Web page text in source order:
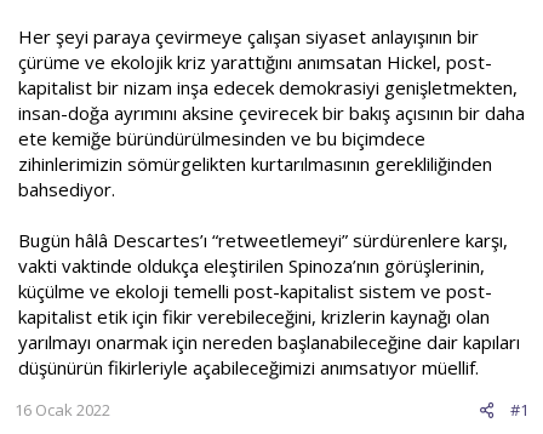
Her şeyi paraya çevirmeye çalışan siyaset anlayışının bir
çürüme ve ekolojik kriz yarattığını anımsatan Hickel, post-
kapitalist bir nizam inşa edecek demokrasiyi genişletmekten,
insan-doğa ayrımını aksine çevirecek bir bakış açısının bir daha
ete kemiğe büründürülmesinden ve bu biçimdece
zihinlerimizin sömürgelikten kurtarılmasının gerekliliğinden
bahsediyor.
Bugün hâlâ Descartes’ı “retweetlemeyi” sürdürenlere karşı,
vakti vaktinde oldukça eleştirilen Spinoza’nın görüşlerinin,
küçülme ve ekoloji temelli post-kapitalist sistem ve post-
kapitalist etik için fikir verebileceğini, krizlerin kaynağı olan
yarılmayı onarmak için nereden başlanabileceğine dair kapıları
düşünürün fikirleriyle açabileceğimizi anımsatıyor müellif.
#1
16 Ocak 2022